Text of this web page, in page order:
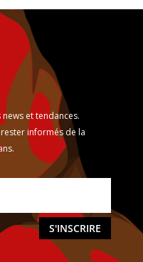
et tendances.
informés de la
S'INSCRIRE